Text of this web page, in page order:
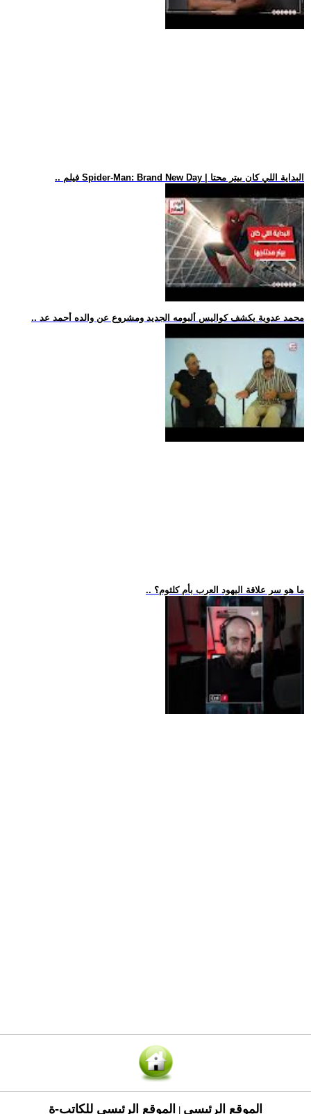
.. فيلم Spider-Man: Brand New Day | البداية اللي كان بيتر محتا
.. محمد عدوية يكشف كواليس ألبومه الجديد ومشروع عن والده أحمد عد
.. ما هو سر علاقة اليهود العرب بأم كلثوم؟
الموقع الرئيسي الموقع الرئيسي للكاتب-ة